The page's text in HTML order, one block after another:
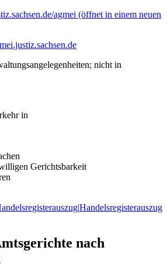
agmei (öffnet in einem neuen
nicht in
in
Gerichtsbarkeit
|Handelsregisterauszug
nach